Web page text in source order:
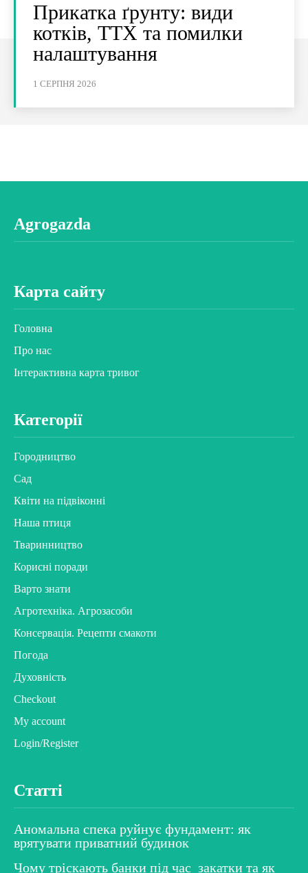
Прикатка ґрунту: види
котків, ТТХ та помилки
налаштування
1 СЕРПНЯ 2026
Agrogazda
Карта сайту
Головна
Про нас
Інтерактивна карта тривог
Категорії
Городництво
Сад
Квіти на підвіконні
Наша птиця
Тваринництво
Корисні поради
Варто знати
Агротехніка. Агрозасоби
Консервація. Рецепти смакоти
Погода
Духовність
Checkout
My account
Login/Register
Статті
Аномальна спека руйнує фундамент: як
врятувати приватний будинок
Чому тріскають банки під час закатки та як